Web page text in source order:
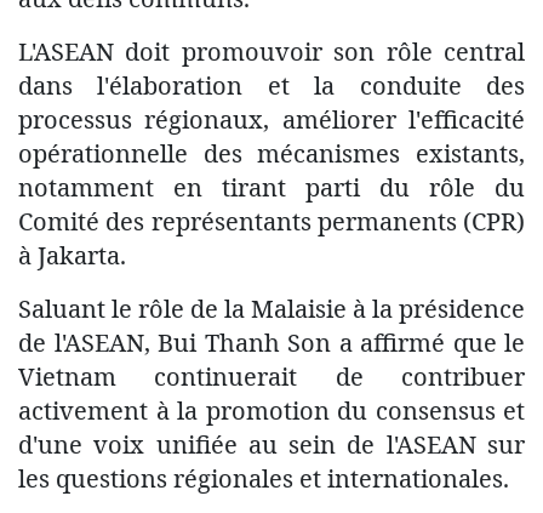
L'ASEAN doit promouvoir son rôle central
dans l'élaboration et la conduite des
processus régionaux, améliorer l'efficacité
opérationnelle des mécanismes existants,
notamment en tirant parti du rôle du
Comité des représentants permanents (CPR)
à Jakarta.
Saluant le rôle de la Malaisie à la présidence
de l'ASEAN, Bui Thanh Son a affirmé que le
Vietnam continuerait de contribuer
activement à la promotion du consensus et
d'une voix unifiée au sein de l'ASEAN sur
les questions régionales et internationales.